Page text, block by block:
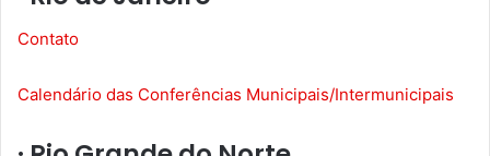
Contato
Calendário das Conferências Municipais/Intermunicipais